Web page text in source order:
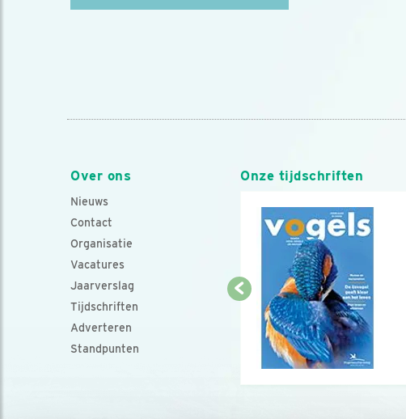
Over ons
Nieuws
Contact
Organisatie
Vacatures
Jaarverslag
Tijdschriften
Adverteren
Standpunten
Onze tijdschriften